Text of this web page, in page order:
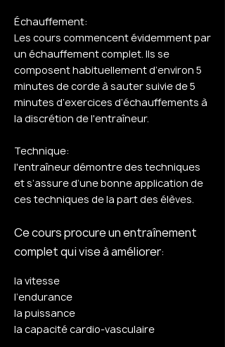
Échauffement:
Les cours commencent évidemment par
un échauffement complet. Ils se
composent habituellement d’environ 5
minutes de corde à sauter suivie de 5
minutes d’exercices d’échauffements à
la discrétion de l'entraîneur.
Technique:
l'entraîneur démontre des techniques
et s’assure d’une bonne application de
ces techniques de la part des élèves.
Ce cours procure unentraînement
complet qui vise à améliorer:
la vitesse
l’endurance
la puissance
la capacité cardio-vasculaire